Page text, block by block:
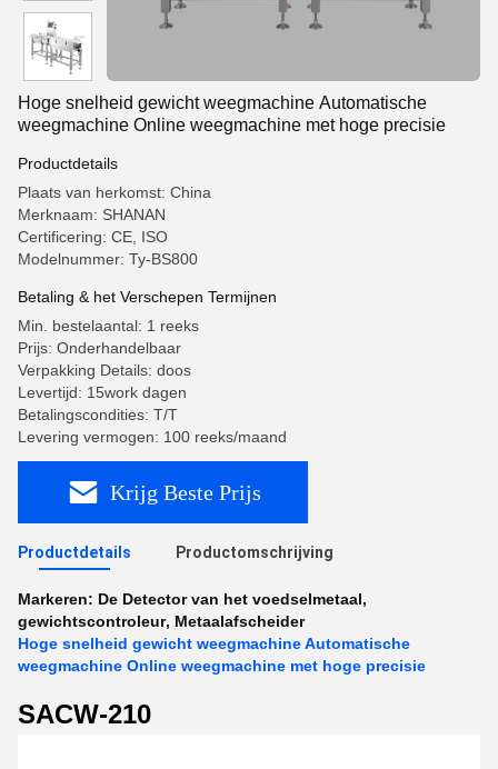
Hoge snelheid gewicht weegmachine Automatische
weegmachine Online weegmachine met hoge precisie
Productdetails
Plaats van herkomst: China
Merknaam: SHANAN
Certificering: CE, ISO
Modelnummer: Ty-BS800
Betaling & het Verschepen Termijnen
Min. bestelaantal: 1 reeks
Prijs: Onderhandelbaar
Verpakking Details: doos
Levertijd: 15work dagen
Betalingscondities: T/T
Levering vermogen: 100 reeks/maand
Krijg Beste Prijs
Productdetails Productomschrijving
Markeren: De Detector van het voedselmetaal,
gewichtscontroleur, Metaalafscheider
Hoge snelheid gewicht weegmachine Automatische
weegmachine Online weegmachine met hoge precisie
SACW-210